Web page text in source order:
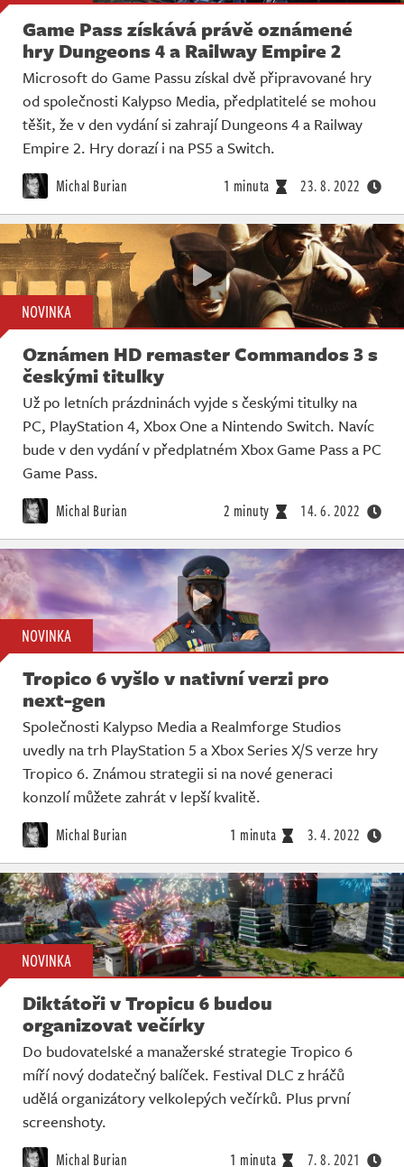
Game Pass získává právě oznámené
hry Dungeons 4 a Railway Empire 2
Microsoft do Game Passu získal dvě připravované hry
od společnosti Kalypso Media, předplatitelé se mohou
těšit, že v den vydání si zahrají Dungeons 4 a Railway
Empire 2. Hry dorazí i na PS5 a Switch.
Michal Burian 1 minuta 23. 8. 2022
NOVINKA
Oznámen HD remaster Commandos 3 s
českými titulky
Už po letních prázdninách vyjde s českými titulky na
PC, PlayStation 4, Xbox One a Nintendo Switch. Navíc
bude v den vydání v předplatném Xbox Game Pass a PC
Game Pass.
Michal Burian 2 minuty 14. 6. 2022
NOVINKA
Tropico 6 vyšlo v nativní verzi pro
next-gen
Společnosti Kalypso Media a Realmforge Studios
uvedly na trh PlayStation 5 a Xbox Series X/S verze hry
Tropico 6. Známou strategii si na nové generaci
konzolí můžete zahrát v lepší kvalitě.
Michal Burian 1 minuta 3. 4. 2022
NOVINKA
Diktátoři v Tropicu 6 budou
organizovat večírky
Do budovatelské a manažerské strategie Tropico 6
míří nový dodatečný balíček. Festival DLC z hráčů
udělá organizátory velkolepých večírků. Plus první
screenshoty.
Michal Burian 1 minuta 7. 8. 2021